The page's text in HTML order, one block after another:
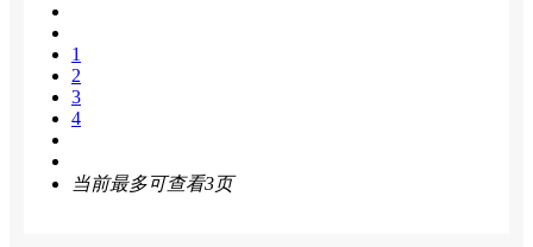
1
2
3
4
当前最多可查看3页